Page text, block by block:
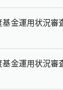
金運用状況審
金運用状況審